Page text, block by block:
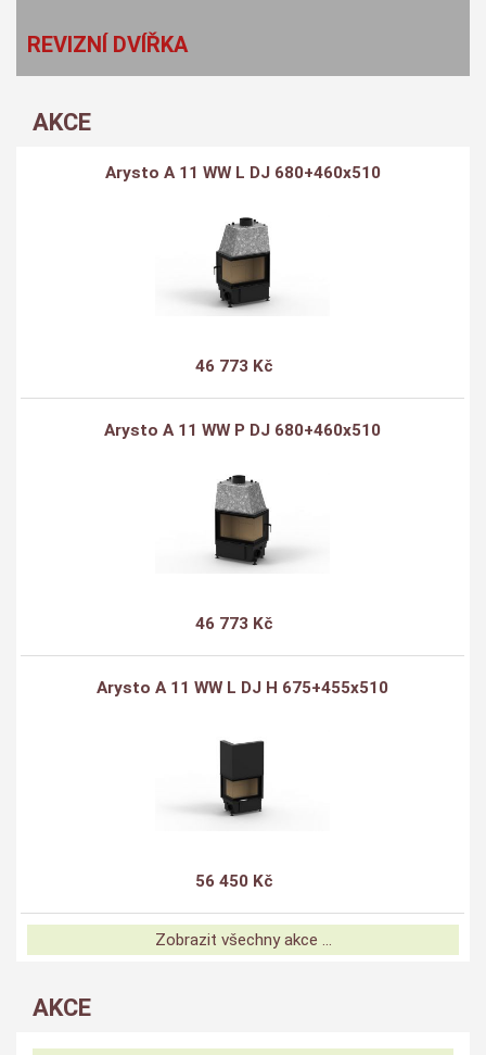
REVIZNÍ DVÍŘKA
AKCE
Arysto A 11 WW L DJ 680+460x510
46 773 Kč
Arysto A 11 WW P DJ 680+460x510
46 773 Kč
Arysto A 11 WW L DJ H 675+455x510
56 450 Kč
Zobrazit všechny akce ...
AKCE